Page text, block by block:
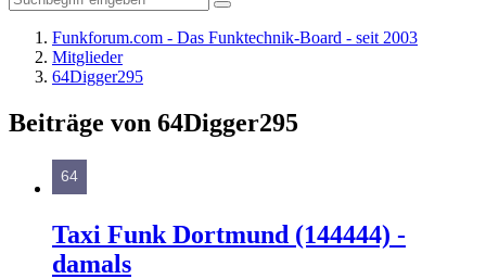
Funkforum.com - Das Funktechnik-Board - seit 2003
Mitglieder
64Digger295
Beiträge von 64Digger295
Taxi Funk Dortmund (144444) -
damals